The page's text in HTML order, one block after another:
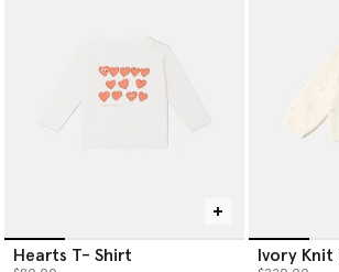
Hearts T- Shirt Ivory